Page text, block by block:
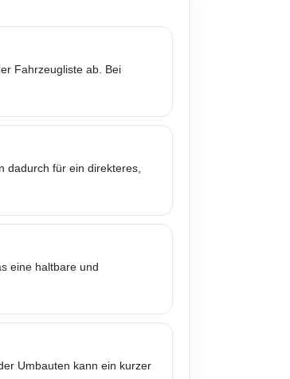
Fahrzeugliste ab. Bei
dadurch für ein direkteres,
eine haltbare und
Umbauten kann ein kurzer